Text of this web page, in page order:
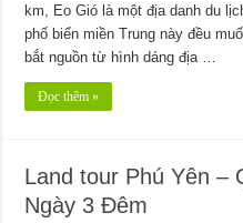
km, Eo Gió là một địa danh du
phố biển miền Trung này đều
bắt nguồn từ hình dáng địa …
Đọc thêm »
Land tour Phú Yên –
Ngày 3 Đêm